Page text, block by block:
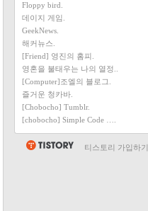
Floppy bird.
데이지 게임.
GeekNews.
해커뉴스.
[Friend] 영진의 홈피.
영혼을 불태우는 나의 열정..
[Computer]조엘의 블로그.
즐거운 청카바.
[Chobocho] Tumblr.
[chobocho] Simple Code ….
티스토리 가입하기